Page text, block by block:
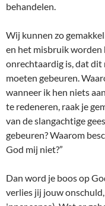
behandelen.
Wij kunnen zo
en het misbruik
onrechtaardig is, dat
moeten gebeuren.
wanneer ik hen niets
te redeneren, raak je
van de slangachtige
gebeuren? Waarom
God mij niet?”
Dan word je boos op
verlies jij jouw